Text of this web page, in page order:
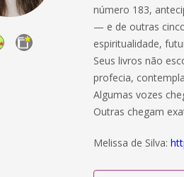
número 183,
— e de outras
espiritualidade,
Seus livros não
profecia,
Algumas vozes
Outras chegam
Melissa de Silva: